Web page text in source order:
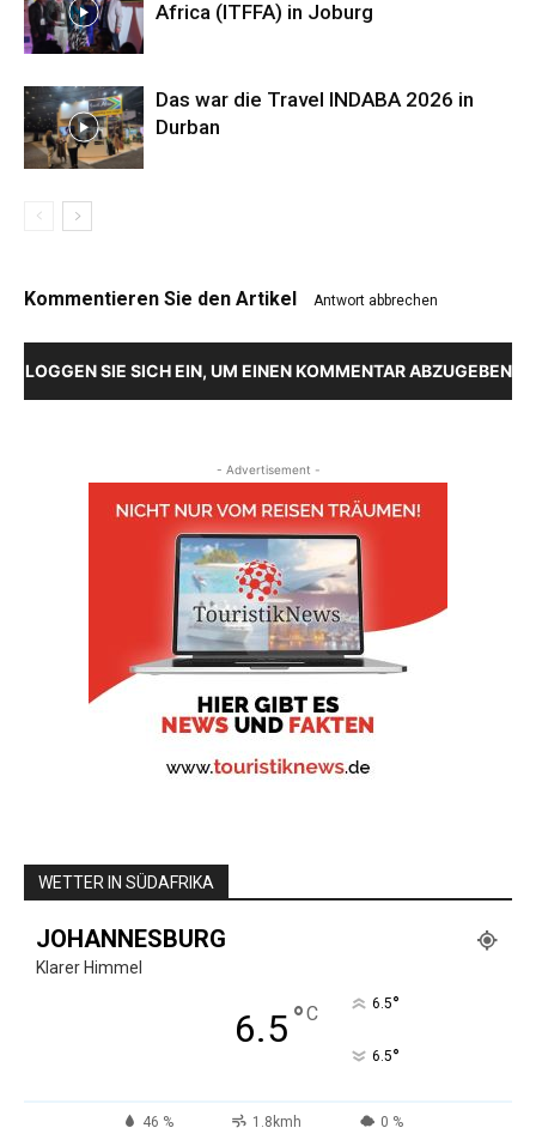
Africa (ITFFA) in Joburg
Das war die Travel INDABA 2026 in
Durban
Kommentieren Sie den Artikel Antwort abbrechen
LOGGEN SIE SICH EIN, UM EINEN KOMMENTAR ABZUGEBEN
- Advertisement -
WETTER IN SÜDAFRIKA
JOHANNESBURG
Klarer Himmel
6.5°C 6.5°
6.5°
46 % 1.8kmh 0 %